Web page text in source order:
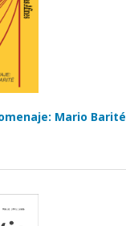
Mario Barité